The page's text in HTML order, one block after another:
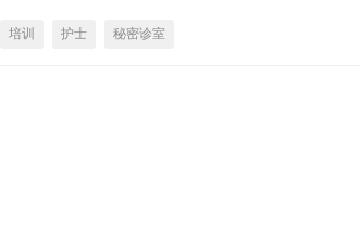
培训 护士 秘密诊室